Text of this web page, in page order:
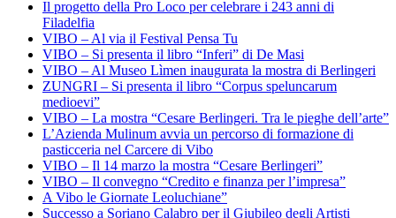
Il progetto della Pro Loco per celebrare i 243 anni di
Filadelfia
VIBO – Al via il Festival Pensa Tu
VIBO – Si presenta il libro “Inferi” di De Masi
VIBO – Al Museo Lìmen inaugurata la mostra di Berlingeri
ZUNGRI – Si presenta il libro “Corpus speluncarum
medioevi”
VIBO – La mostra “Cesare Berlingeri. Tra le pieghe dell’arte”
L’Azienda Mulinum avvia un percorso di formazione di
pasticceria nel Carcere di Vibo
VIBO – Il 14 marzo la mostra “Cesare Berlingeri”
VIBO – Il convegno “Credito e finanza per l’impresa”
A Vibo le Giornate Leoluchiane”
Successo a Soriano Calabro per il Giubileo degli Artisti